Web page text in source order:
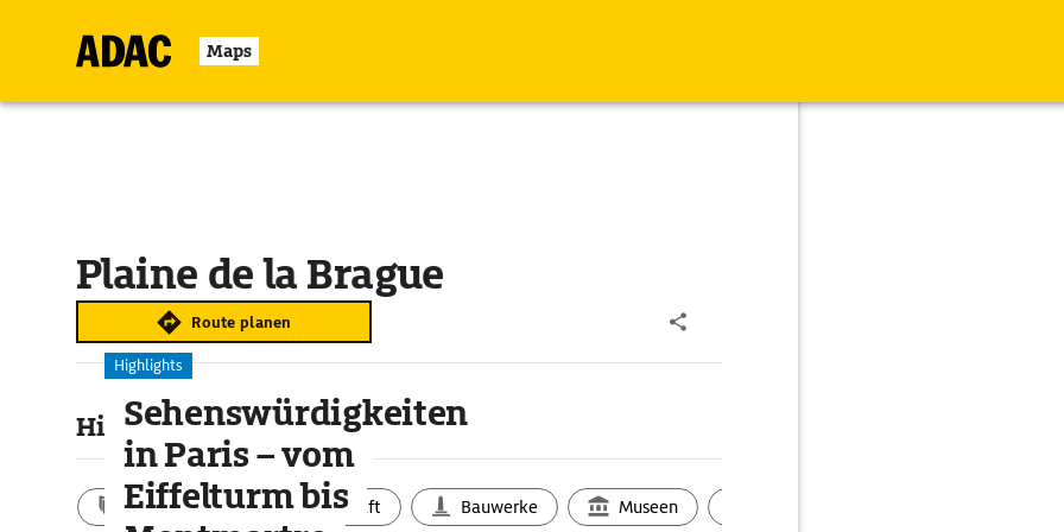
Maps
Plaine de la Brague
Route planen
Highlights & Sehenswertes
Aktivitäten Landschaft Bauwerke Museen
Highlights
Sehenswürdigkeiten
in Paris – vom
Eiffelturm bis